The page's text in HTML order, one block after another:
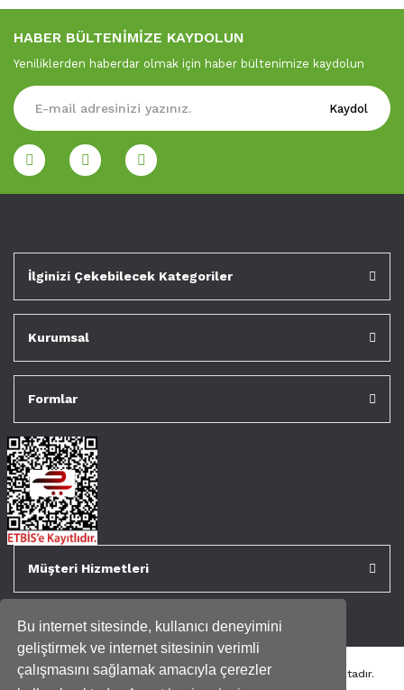
Bu internet sitesinde, kullanıcı deneyimini
geliştirmek ve internet sitesinin verimli
çalışmasını sağlamak amacıyla çerezler
HABER BÜLTENİMİZE KAYDOLUN
Yeniliklerden haberdar olmak için haber bültenimize kaydolun
Kaydol
İlginizi Çekebilecek Kategoriler
Kurumsal
Formlar
Müşteri Hizmetleri
Tüm kredi kartı bilgileriniz 256bit SSL Sertifikası ile korunmaktadır.